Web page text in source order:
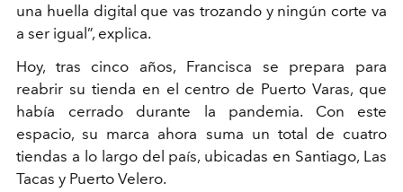
una huella digital que vas trozando y ningún corte va
a ser igual”, explica.
Hoy, tras cinco años, Francisca se prepara para
reabrir su tienda en el centro de Puerto Varas, que
había cerrado durante la pandemia. Con este
espacio, su marca ahora suma un total de cuatro
tiendas a lo largo del país, ubicadas en Santiago, Las
Tacas y Puerto Velero.